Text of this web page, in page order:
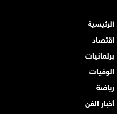
الرئيسية
اقتصاد
برلمانيات
الوفيات
رياضة
أخبار الفن